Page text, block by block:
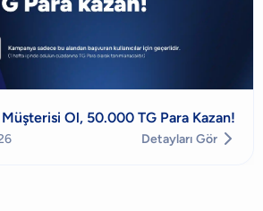
Müşterisi Ol, 50.000 TG Para Kazan!
Detayları Gör 